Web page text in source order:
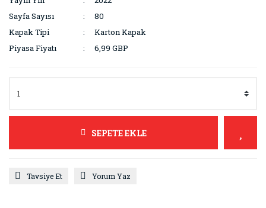
Sayfa Sayısı
80
Kapak Tipi
Karton Kapak
Piyasa Fiyatı
6,99 GBP
SEPETE EKLE
Tavsiye Et Yorum Yaz